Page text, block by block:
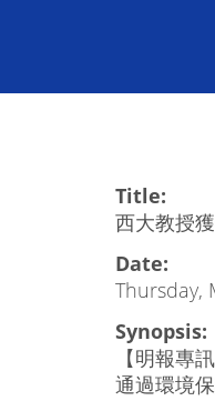
Title:
西大教授
Date:
Thursday,
Synopsis:
【明報專
通過環境